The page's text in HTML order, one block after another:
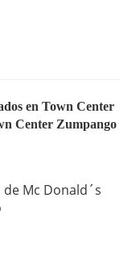
en Town Center
Center Zumpango
Mc Donald´s